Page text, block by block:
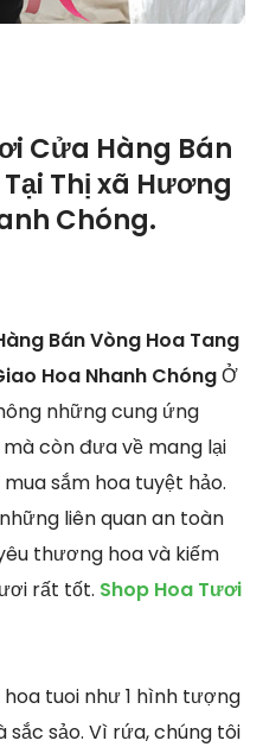
Cửa Hàng Bán
Thị xã Hương
Chóng.
Bán Vòng Hoa Tang
Hoa Nhanh ChóngỞ
những cung ứng
còn đưa về mang lại
sắm hoa tuyệt hảo.
liên quan an toàn
thương hoa và kiếm
rất tốt. Shop Hoa Tươi
tuoi như 1 hình tượng
sảo. Vì rứa, chúng tôi